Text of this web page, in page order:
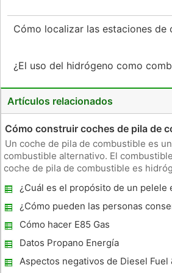
Cómo localizar las estaciones
¿El uso del hidrógeno como
Artículos relacionados
Cómo construir coches de pila de
Un coche de pila de combustible es
combustible alternativo. El
coche de pila de combustible es
utilizado como una alternativa al
principal
¿Cuál es el propósito de un pelele
generador de HHO ?
¿Cómo pueden las personas
combustibles fósiles ?
Cómo hacer E85 Gas
Datos Propano Energía
Aspectos negativos de Diesel Fuel